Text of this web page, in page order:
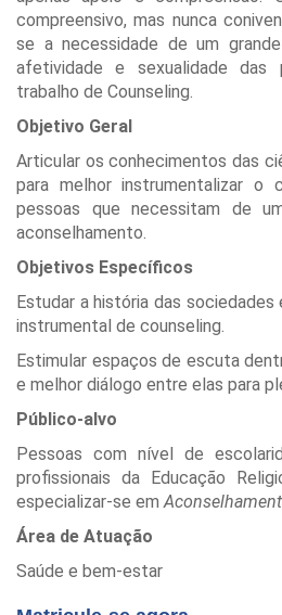
compreensivo, mas nunca
se a necessidade de um
afetividade e sexualidade das
trabalho de Counseling.
Objetivo Geral
Articular os conhecimentos das
para melhor instrumentalizar o
pessoas que necessitam de
aconselhamento.
Objetivos Específicos
Estudar a história das sociedades
instrumental de counseling.
Estimular espaços de escuta
e melhor diálogo entre elas para
Público-alvo
Pessoas com nível de
profissionais da Educação
especializar-se em
Área de Atuação
Saúde e bem-estar